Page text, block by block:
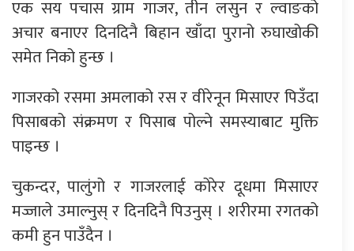
एक सय पचास ग्राम गाजर, तीन लसुन र ल्वाङको
अचार बनाएर दिनदिनै बिहान खाँदा पुरानो रुघाखोकी
समेत निको हुन्छ ।
गाजरको रसमा अमलाको रस र वीरेनून मिसाएर पिउँदा
पिसाबको संक्रमण र पिसाब पोल्ने समस्याबाट मुक्ति
पाइन्छ ।
चुकन्दर, पालुंगो र गाजरलाई कोरेर दूधमा मिसाएर
मज्जाले उमाल्नुस् र दिनदिनै पिउनुस् । शरीरमा रगतको
कमी हुन पाउँदैन ।